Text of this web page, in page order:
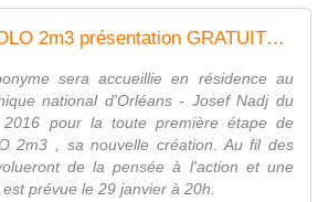
IMMERSION SOLO 2m3 présentation GRATUITE Cie éponyme 29 janvier CCN ORLEANS - VIVRE AUTREMENT VOS LOISIRS avec Clodelle
sera accueillie en résidence au
national d'Orléans - Josef Nadj du
pour la toute première étape de
2m3 , sa nouvelle création. Au fil des
de la pensée à l'action et une
prévue le 29 janvier à 20h.